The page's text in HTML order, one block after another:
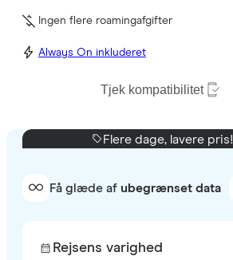
Ingen flere roamingafgifter
Always On inkluderet
Tjek kompatibilitet
Flere dage, lavere pris!
Få glæde af ubegrænset data
Rejsens varighed